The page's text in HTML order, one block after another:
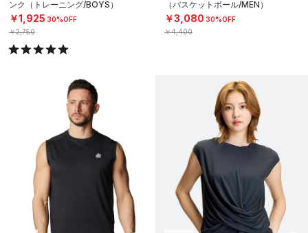
ンク（トレーニング/BOYS）
￥1,925 30%OFF
￥2,750
（バスケットボール/MEN）
￥3,080 30%OFF
￥4,400